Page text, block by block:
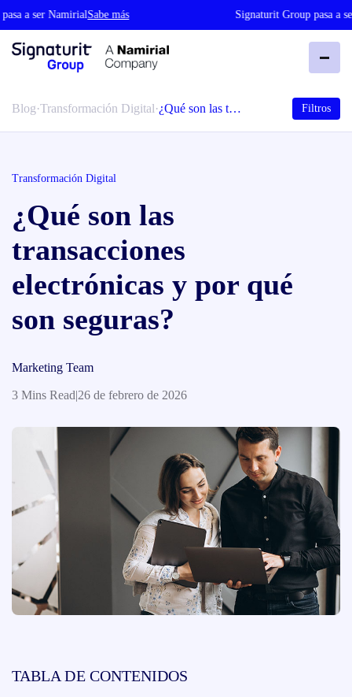
a ser NamirialSabe más Signaturit Group pasa a ser
Blog·Transformación Digital·¿Qué son las t… Filtros
Transformación Digital
¿Qué son las
transacciones
electrónicas y por qué
son seguras?
Marketing Team
3 Mins Read|26 de febrero de 2026
TABLA DE CONTENIDOS